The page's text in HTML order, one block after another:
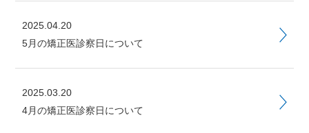
2025.04.20
5月の矯正医診察日について
2025.03.20
4月の矯正医診察日について